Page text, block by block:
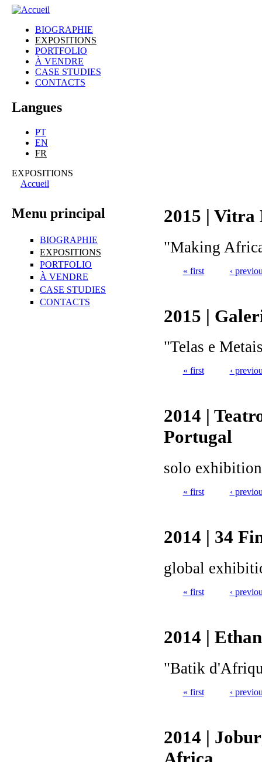
mabunda
Menu principal
BIOGRAPHIE
EXPOSITIONS
PORTFOLIO
À VENDRE
CASE STUDIES
CONTACTS
Langues
PT
EN
FR
EXPOSITIONS
Accueil
Menu principal
BIOGRAPHIE
EXPOSITIONS
PORTFOLIO
À VENDRE
CASE STUDIES
CONTACTS
2015 | Vitra
"Making
« first ‹
2015 |
"Telas e
« first ‹
2014 |
Portugal
solo exhibition
« first ‹
2014 | 34
global
« first ‹
2014 |
"Batik
« first ‹
2014 |